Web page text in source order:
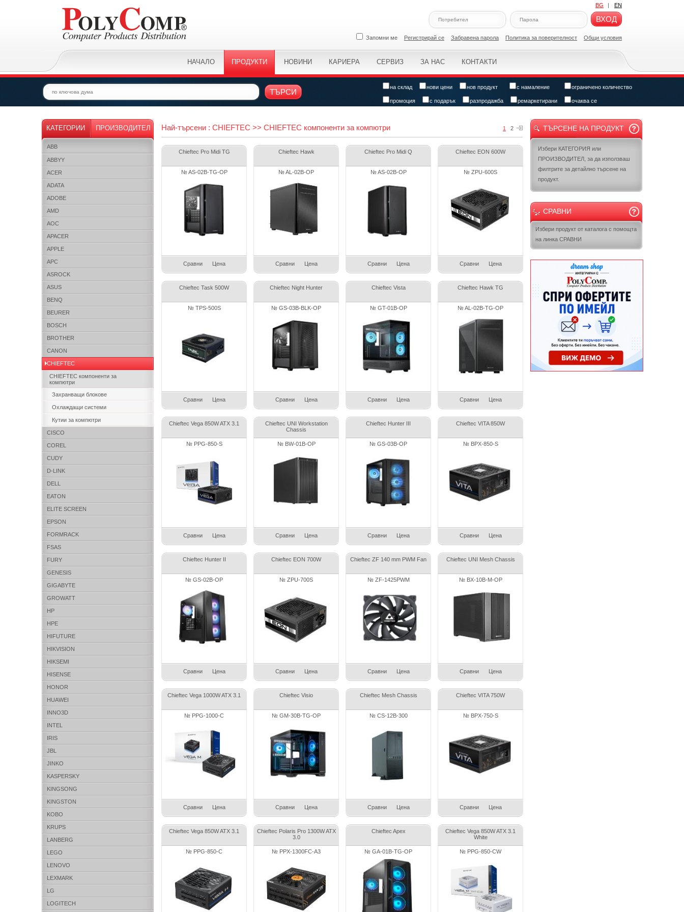
BG | EN
ВХОД
Запомни ме Регистрирай се Забравена парола Политикa за поверителност Общи условия
НАЧАЛО ПРОДУКТИ НОВИНИ КАРИЕРА СЕРВИЗ ЗА НАС КОНТАКТИ
ТЪРСИ
на склад нови цени нов продукт с намаление ограничено количество
промоция с подарък разпродажба ремаркетирани очаква се
КАТЕГОРИИ ПРОИЗВОДИТЕЛ
ABB
ABBYY
ACER
ADATA
ADOBE
AMD
AOC
APACER
APPLE
APC
ASROCK
ASUS
BENQ
BEURER
BOSCH
BROTHER
CANON
CHIEFTEC
CHIEFTEC компоненти за
компютри
Захранващи блокове
Охлаждащи системи
Кутии за компютри
CISCO
COREL
CUDY
D-LINK
DELL
EATON
ELITE SCREEN
EPSON
FORMRACK
FSAS
FURY
GENESIS
GIGABYTE
GROWATT
HP
HPE
HIFUTURE
HIKVISION
HIKSEMI
HISENSE
HONOR
HUAWEI
INNO3D
INTEL
IRIS
JBL
JINKO
KASPERSKY
KINGSONG
KINGSTON
KOBO
KRUPS
LANBERG
LEGO
LENOVO
LEXMARK
LG
LOGITECH
1 2
Най-търсени : CHIEFTEC >> CHIEFTEC компоненти за компютри
Chieftec Pro Midi TG
№ AS-02B-TG-OP
Сравни Цена
Chieftec Hawk
№ AL-02B-OP
Сравни Цена
Chieftec Pro Midi Q
№ AS-02B-OP
Сравни Цена
Chieftec EON 600W
№ ZPU-600S
Сравни Цена
Chieftec Task 500W
№ TPS-500S
Сравни Цена
Chieftec Night Hunter
№ GS-03B-BLK-OP
Сравни Цена
Chieftec Vista
№ GT-01B-OP
Сравни Цена
Chieftec Hawk TG
№ AL-02B-TG-OP
Сравни Цена
Chieftec Vega 850W ATX 3.1
№ PPG-850-S
Сравни Цена
Chieftec UNI Workstation
Chassis
№ BW-01B-OP
Сравни Цена
Chieftec Hunter III
№ GS-03B-OP
Сравни Цена
Chieftec VITA 850W
№ BPX-850-S
Сравни Цена
Chieftec Hunter II
№ GS-02B-OP
Сравни Цена
Chieftec EON 700W
№ ZPU-700S
Сравни Цена
Chieftec ZF 140 mm PWM Fan
№ ZF-1425PWM
Сравни Цена
Chieftec UNI Mesh Chassis
№ BX-10B-M-OP
Сравни Цена
Chieftec Vega 1000W ATX 3.1
№ PPG-1000-C
Сравни Цена
Chieftec Visio
№ GM-30B-TG-OP
Сравни Цена
Chieftec Mesh Chassis
№ CS-12B-300
Сравни Цена
Chieftec VITA 750W
№ BPX-750-S
Сравни Цена
Chieftec Vega 850W ATX 3.1
№ PPG-850-C
Chieftec Polaris Pro 1300W ATX
3.0
№ PPX-1300FC-A3
Chieftec Apex
№ GA-01B-TG-OP
Chieftec Vega 850W ATX 3.1
White
№ PPG-850-CW
ТЪРСЕНЕ НА ПРОДУКТ
Избери КАТЕГОРИЯ или
ПРОИЗВОДИТЕЛ, за да използваш
филтрите за детайлно търсене на
продукт.
СРАВНИ
Избери продукт от каталога с помощта
на линка СРАВНИ